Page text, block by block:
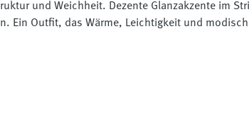
und Weichheit. Dezente Glanzakzente im
Ein Outfit, das Wärme, Leichtigkeit und